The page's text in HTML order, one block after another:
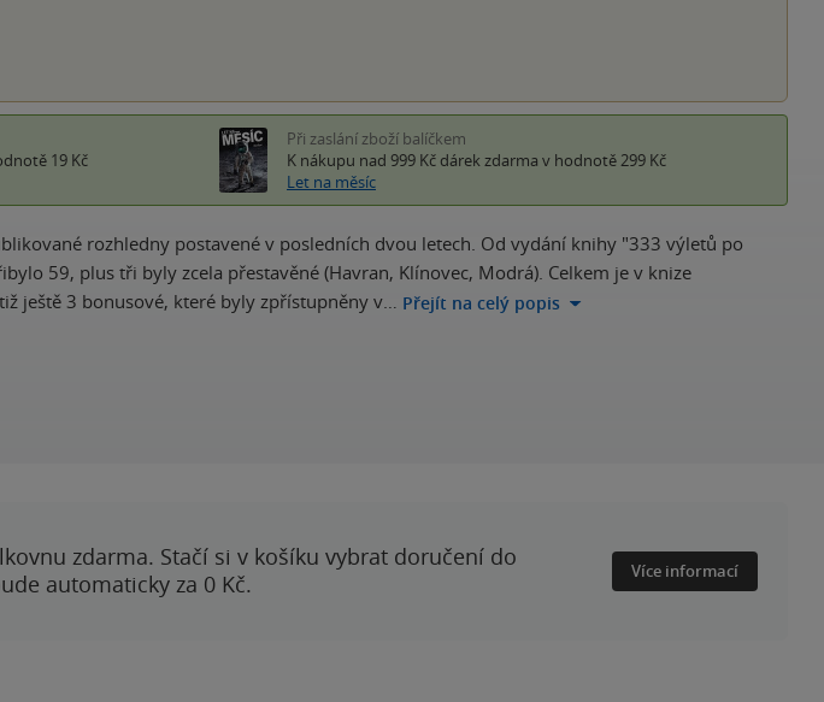
19 Kč
Při zaslání zboží balíčkem
K nákupu nad 999 Kč dárek zdarma v hodnotě 299 Kč
Let na měsíc
rozhledny postavené v posledních dvou letech. Od vydání knihy "333 výletů po
59, plus tři byly zcela přestavěné (Havran, Klínovec, Modrá). Celkem je v knize
ještě 3 bonusové, které byly zpřístupněny v… Přejít na celý popis
zdarma. Stačí si v košíku vybrat doručení do
automaticky za 0 Kč.
Více informací